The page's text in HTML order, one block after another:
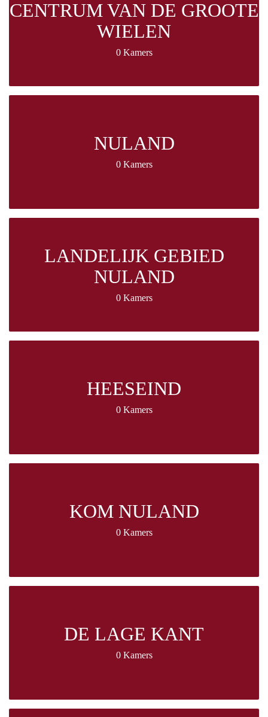
CENTRUM VAN DE GROOTE
WIELEN
0 Kamers
NULAND
0 Kamers
LANDELIJK GEBIED
NULAND
0 Kamers
HEESEIND
0 Kamers
KOM NULAND
0 Kamers
DE LAGE KANT
0 Kamers